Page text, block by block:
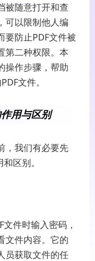
被随意打开和查
可以限制他人编
要防止PDF文件被
第二种权限。本
操作步骤，帮助
文件。
用与区别
，我们有必要先
区别。
件时输入密码，
文件内容。它的
员获取文件的任